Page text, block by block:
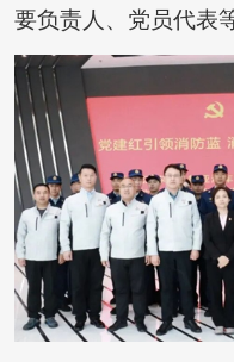
要负责人、党员代表